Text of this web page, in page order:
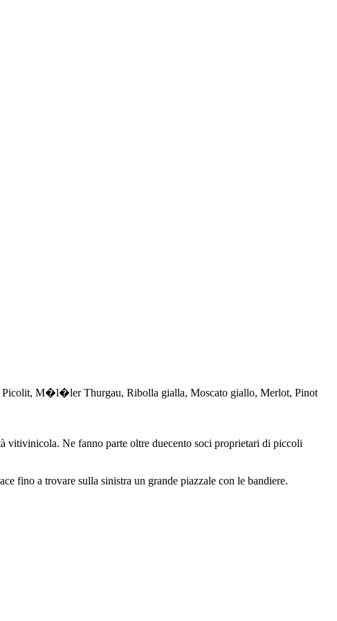
Picolit, M�l�ler Thurgau, Ribolla gialla, Moscato giallo, Merlot, Pinot
vitivinicola. Ne fanno parte oltre duecento soci proprietari di piccoli
fino a trovare sulla sinistra un grande piazzale con le bandiere.